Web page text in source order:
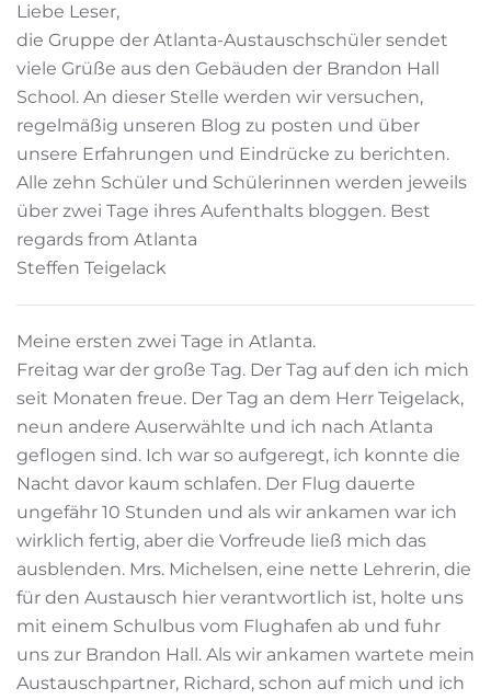
Liebe Leser,
die Gruppe der Atlanta-Austauschschüler sendet
viele Grüße aus den Gebäuden der Brandon Hall
School. An dieser Stelle werden wir versuchen,
regelmäßig unseren Blog zu posten und über
unsere Erfahrungen und Eindrücke zu berichten.
Alle zehn Schüler und Schülerinnen werden jeweils
über zwei Tage ihres Aufenthalts bloggen. Best
regards from Atlanta
Steffen Teigelack
Meine ersten zwei Tage in Atlanta.
Freitag war der große Tag. Der Tag auf den ich mich
seit Monaten freue. Der Tag an dem Herr Teigelack,
neun andere Auserwählte und ich nach Atlanta
geflogen sind. Ich war so aufgeregt, ich konnte die
Nacht davor kaum schlafen. Der Flug dauerte
ungefähr 10 Stunden und als wir ankamen war ich
wirklich fertig, aber die Vorfreude ließ mich das
ausblenden. Mrs. Michelsen, eine nette Lehrerin, die
für den Austausch hier verantwortlich ist, holte uns
mit einem Schulbus vom Flughafen ab und fuhr
uns zur Brandon Hall. Als wir ankamen wartete mein
Austauschpartner, Richard, schon auf mich und ich